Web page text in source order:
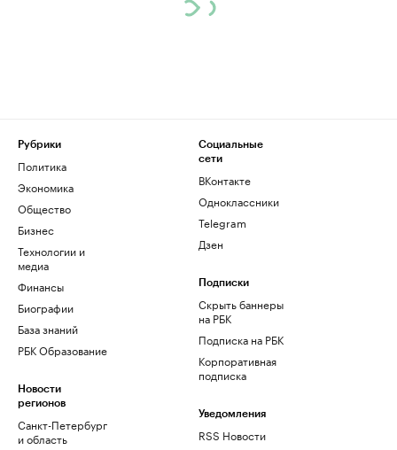
Рубрики
Политика
Экономика
Общество
Бизнес
Технологии и
медиа
Финансы
Биографии
База знаний
РБК Образование
Новости
регионов
Санкт-Петербург
и область
Социальные
сети
ВКонтакте
Одноклассники
Telegram
Дзен
Подписки
Скрыть баннеры
на РБК
Подписка на РБК
Корпоративная
подписка
Уведомления
RSS Новости